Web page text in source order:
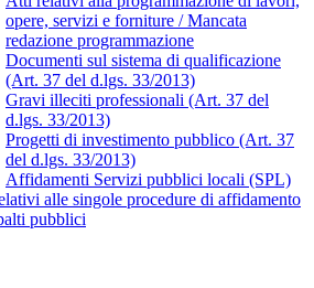
opere, servizi e forniture / Mancata
redazione programmazione
Documenti sul sistema di qualificazione
(Art. 37 del d.lgs. 33/2013)
Gravi illeciti professionali (Art. 37 del
d.lgs. 33/2013)
Progetti di investimento pubblico (Art. 37
del d.lgs. 33/2013)
Affidamenti Servizi pubblici locali (SPL)
alle singole procedure di affidamento
pubblici